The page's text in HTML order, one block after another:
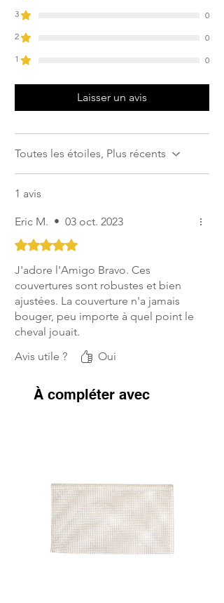
3
0
2
0
1
0
Laisser un avis
Toutes les étoiles, Plus récents
1 avis
Eric M. • 03 oct. 2023
Noté 5 sur 5.
J'adore l'Amigo Bravo. Ces
couvertures sont robustes et bien
ajustées. La couverture n'a jamais
bouger, peu importe à quel point le
cheval jouait.
Avis utile ?
Oui
À compléter avec